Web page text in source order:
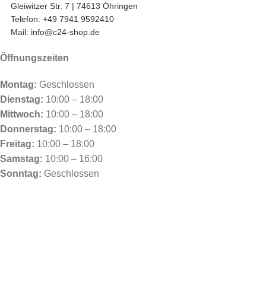
Gleiwitzer Str. 7 | 74613 Öhringen
Telefon: +49 7941 9592410
Mail: info@c24-shop.de
Öffnungszeiten
Montag: Geschlossen
Dienstag: 10:00 – 18:00
Mittwoch: 10:00 – 18:00
Donnerstag: 10:00 – 18:00
Freitag: 10:00 – 18:00
Samstag: 10:00 – 16:00
Sonntag: Geschlossen